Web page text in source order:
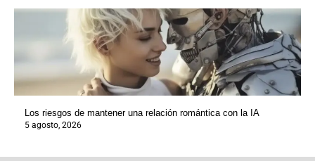
Los riesgos de mantener una relación romántica con la IA
5 agosto, 2026